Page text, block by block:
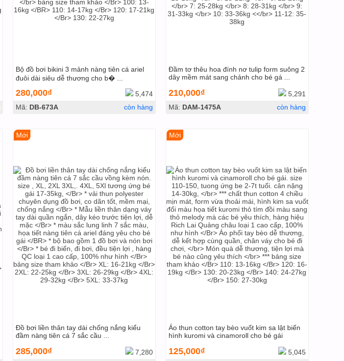
Bộ đồ bơi bikini 3 mảnh nàng tiên cá ariel
đuôi dài siêu dễ thương cho b� ...
280,000₫
5,474
Mã: DB-673A còn hàng
Đầm tơ thêu hoa đính nơ tulip form suông 2
dây mềm mát sang chảnh cho bé gá ...
210,000₫
5,291
Mã: DAM-1475A còn hàng
Mới
Đồ bơi liền thân tay dài chống nắng kiểu
đầm nàng tiên cá 7 sắc cầu ...
285,000₫
7,280
Mới
Áo thun cotton tay bèo vuốt kim sa lật biến
hình kuromi và cinamoroll cho bé gái
125,000₫
5,045